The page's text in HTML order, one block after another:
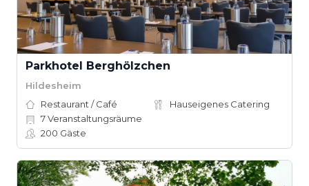
Parkhotel Berghölzchen
Hildesheim
Restaurant / Café
Hauseigenes Catering
7Veranstaltungsräume
200 Gäste